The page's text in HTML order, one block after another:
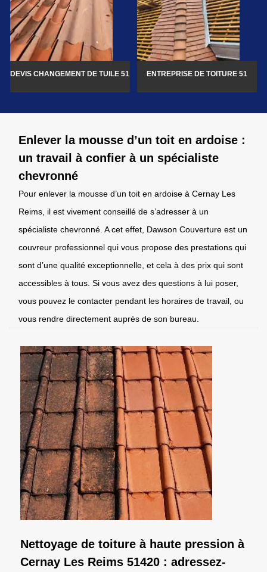
DEVIS CHANGEMENT DE TUILE 51 ENTREPRISE DE TOITURE 51
Enlever la mousse d’un toit en ardoise :
un travail à confier à un spécialiste
chevronné
Pour enlever la mousse d’un toit en ardoise à Cernay Les
Reims, il est vivement conseillé de s’adresser à un
spécialiste chevronné. A cet effet, Dawson Couverture est un
couvreur professionnel qui vous propose des prestations qui
sont d’une qualité exceptionnelle, et cela à des prix qui sont
accessibles à tous. Si vous avez des questions à lui poser,
vous pouvez le contacter pendant les horaires de travail, ou
vous rendre directement auprès de son bureau.
Nettoyage de toiture à haute pression à
Cernay Les Reims 51420 : adressez-